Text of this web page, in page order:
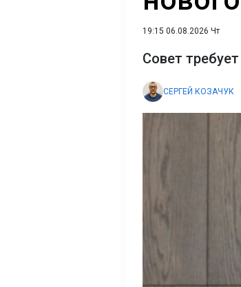
19:15 06.08.2026 Чт
Совет
СЕРГЕЙ КОЗАЧУК